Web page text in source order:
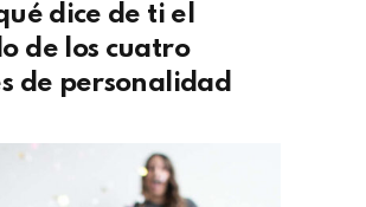
dice de ti el
de los cuatro
de personalidad